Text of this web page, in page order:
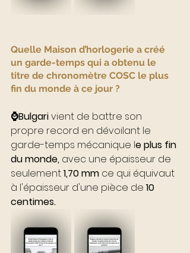
Quelle Maison d’horlogerie a créé
un garde-temps qui a obtenu le
titre de chronomètre COSC le plus
fin du monde à ce jour ?
⌚️Bulgari vient de battre son
propre record en dévoilant le
garde-temps mécanique le plus fin
du monde, avec une épaisseur de
seulement 1,70 mm ce qui équivaut
à l'épaisseur d'une pièce de 10
centimes.